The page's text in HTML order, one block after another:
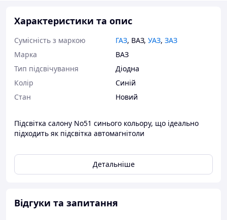
Характеристики та опис
Сумісність з маркою ГАЗ, ВАЗ, УАЗ, ЗАЗ
Марка
ВАЗ
Тип підсвічування
Діодна
Колір
Синій
Стан
Новий
Підсвітка салону No51 синього кольору, що ідеально
підходить як підсвітка автомагнітоли
Детальніше
Відгуки та запитання